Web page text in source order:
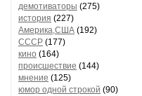
демотиваторы (275)
история (227)
Америка,США (192)
СССР (177)
кино (164)
происшествие (144)
мнение (125)
юмор одной строкой (90)